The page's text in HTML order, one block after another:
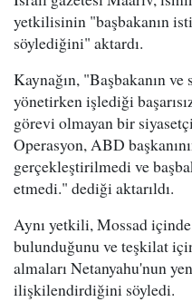
yetkilisinin "başbakanın
söylediğini" aktardı.
Kaynağın, "Başbakanın
yönetirken işlediği
görevi olmayan bir
Operasyon, ABD
gerçekleştirilmedi ve
etmedi." dediği aktarıldı.
Aynı yetkili, Mossad
bulunduğunu ve teşkilat
almaları Netanyahu'nun
ilişkilendirdiğini söyledi.